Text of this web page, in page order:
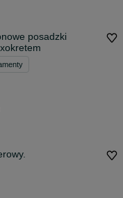
posadzki